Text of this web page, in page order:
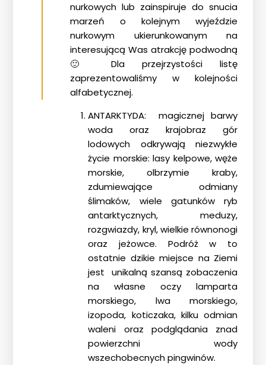
nurkowych lub zainspiruje do snucia
marzeń o kolejnym wyjeździe
nurkowym ukierunkowanym na
interesującą Was atrakcję podwodną
🙂 Dla przejrzystości listę
zaprezentowaliśmy w kolejności
alfabetycznej.
ANTARKTYDA: magicznej barwy
woda oraz krajobraz gór
lodowych odkrywają niezwykłe
życie morskie: lasy kelpowe, węże
morskie, olbrzymie kraby,
zdumiewające odmiany
ślimaków, wiele gatunków ryb
antarktycznych, meduzy,
rozgwiazdy, kryl, wielkie równonogi
oraz jeżowce. Podróż w to
ostatnie dzikie miejsce na Ziemi
jest unikalną szansą zobaczenia
na własne oczy lamparta
morskiego, lwa morskiego,
izopoda, koticzaka, kilku odmian
waleni oraz podglądania znad
powierzchni wody
wszechobecnych pingwinów.